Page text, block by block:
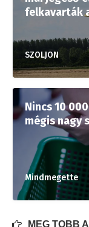
felkavarták
SZOLJON
Nincs 10
mégis nagy
Mindmegette
MÉG TÖBB